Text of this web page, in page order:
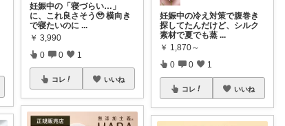
妊娠中の「寝づらい…」
に、これ良さそう🥹 横向き
で寝たいのに ...
￥ 3,990
0 0 1
コレ いいね
妊娠中の冷え対策で腹巻き
探してたんだけど、シルク
素材で夏でも蒸 ...
￥ 1,870～
0 0 1
コレ いいね